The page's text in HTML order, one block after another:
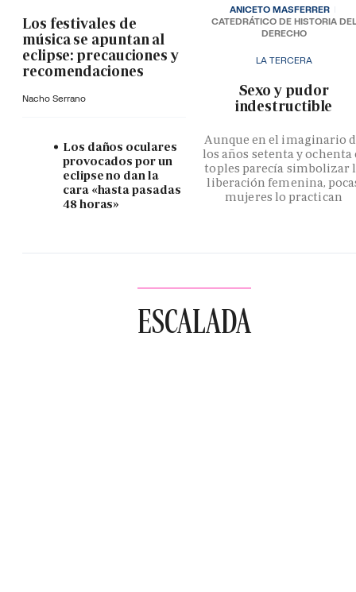
Los festivales de
música se apuntan al
eclipse: precauciones y
recomendaciones
Nacho Serrano
Los daños oculares
provocados por un
eclipse no dan la
cara «hasta pasadas
48 horas»
LA TERCERA
­Sexo y pudor
indestructible
Aunque en el imaginario
los años setenta y ochenta
toples parecía simbolizar
liberación femenina,
mujeres lo practican
ANICETO MASFERRER
CATEDRÁTICO DE HISTORIA DEL
DERECHO
ESCALADA